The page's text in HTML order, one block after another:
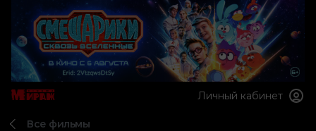
Личный кабинет
Все фильмы